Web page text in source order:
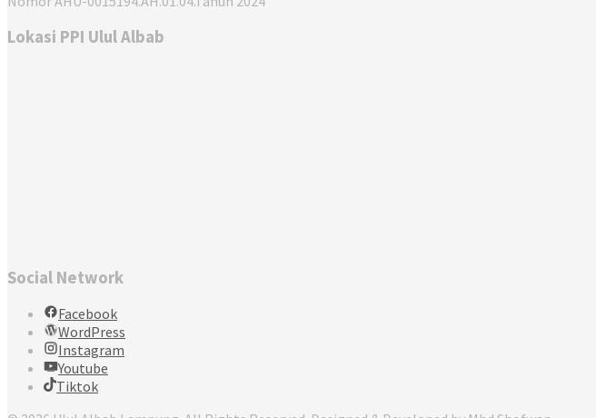
Lokasi PPI Ulul Albab
Social Network
Facebook
WordPress
Instagram
Youtube
Tiktok